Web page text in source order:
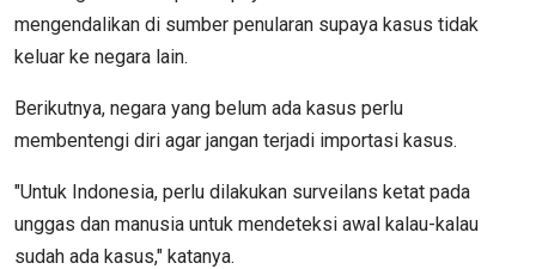
mengendalikan di sumber penularan supaya kasus tidak
keluar ke negara lain.
Berikutnya, negara yang belum ada kasus perlu
membentengi diri agar jangan terjadi importasi kasus.
"Untuk Indonesia, perlu dilakukan surveilans ketat pada
unggas dan manusia untuk mendeteksi awal kalau-kalau
sudah ada kasus," katanya.